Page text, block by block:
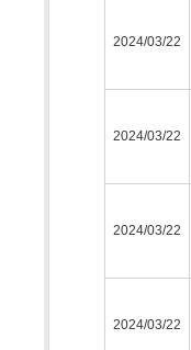
2024/03/22
2024/03/22
2024/03/22
2024/03/22